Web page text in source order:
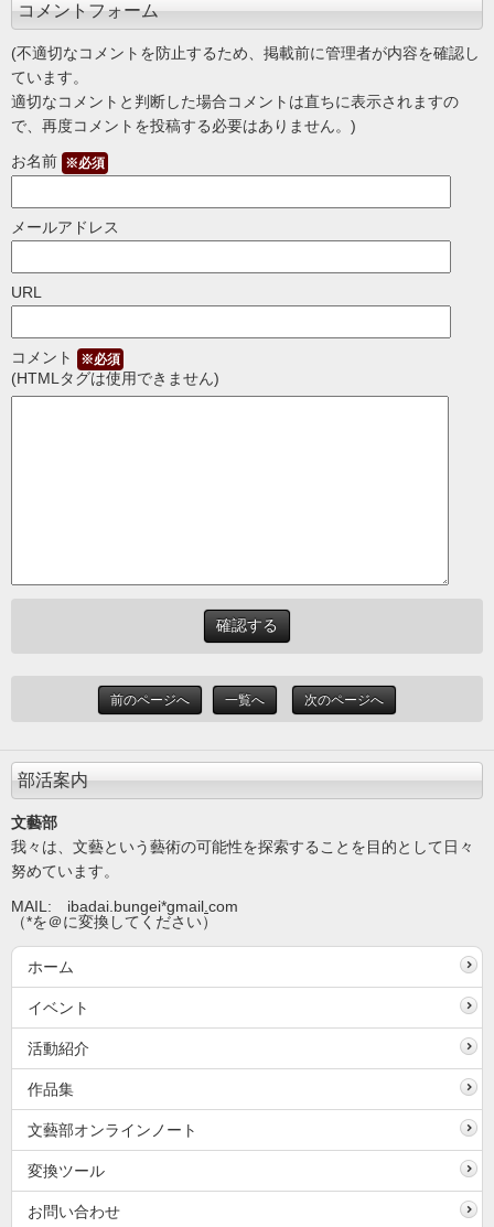
コメントフォーム
(不適切なコメントを防止するため、掲載前に管理者が内容を確認し
ています。
適切なコメントと判断した場合コメントは直ちに表示されますの
で、再度コメントを投稿する必要はありません。)
お名前 ※必須
メールアドレス
URL
コメント ※必須
(HTMLタグは使用できません)
前のページへ 一覧へ 次のページへ
部活案内
文藝部
我々は、文藝という藝術の可能性を探索することを目的として日々
努めています。
MAIL: ibadai.bungei*gmail com
（*を＠に変換してください）
ホーム
イベント
活動紹介
作品集
文藝部オンラインノート
変換ツール
お問い合わせ